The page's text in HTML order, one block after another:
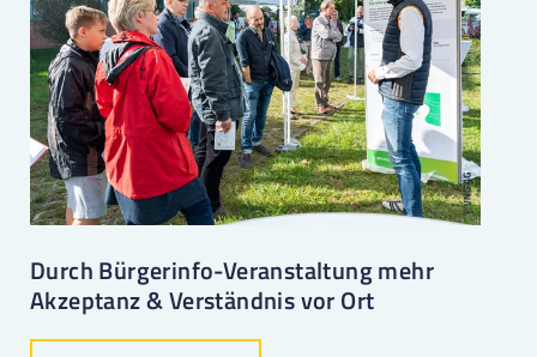
Durch Bürgerinfo-Veranstaltung mehr
Akzeptanz & Verständnis vor Ort